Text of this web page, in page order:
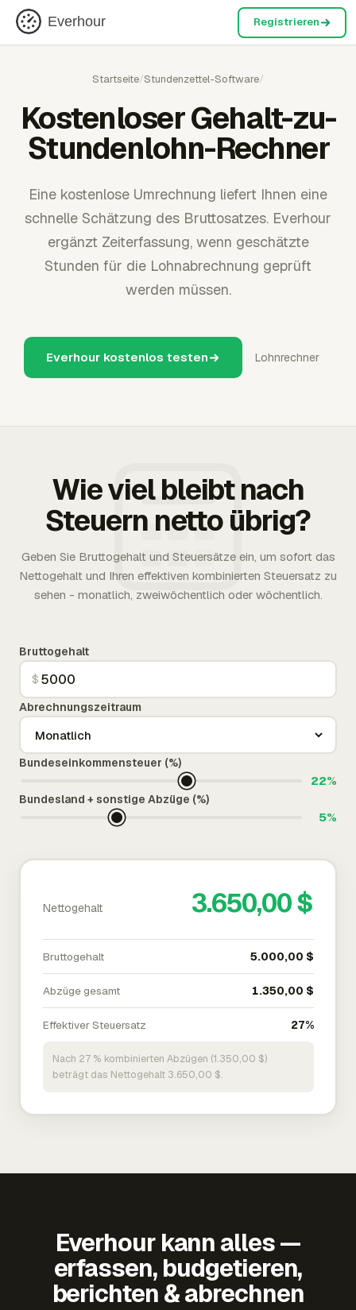
Everhour Registrieren
Startseite/Stundenzettel-Software/
Kostenloser Gehalt-zu-
Stundenlohn-Rechner
Eine kostenlose Umrechnung liefert Ihnen eine
schnelle Schätzung des Bruttosatzes. Everhour
ergänzt Zeiterfassung, wenn geschätzte
Stunden für die Lohnabrechnung geprüft
werden müssen.
Everhour kostenlos testen Lohnrechner
Wie viel bleibt nach
Steuern netto übrig?
Geben Sie Bruttogehalt und Steuersätze ein, um sofort das
Nettogehalt und Ihren effektiven kombinierten Steuersatz zu
sehen - monatlich, zweiwöchentlich oder wöchentlich.
Bruttogehalt
$
Abrechnungszeitraum
Bundeseinkommensteuer (%)
22%
Bundesland + sonstige Abzüge (%)
5%
Nettogehalt 3.650,00 $
Bruttogehalt 5.000,00 $
Abzüge gesamt 1.350,00 $
Effektiver Steuersatz 27%
Nach 27 % kombinierten Abzügen (1.350,00 $)
beträgt das Nettogehalt 3.650,00 $.
Everhour kann alles —
erfassen, budgetieren,
berichten & abrechnen